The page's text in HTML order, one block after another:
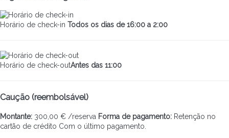
Horário de check-in Todos os dias de 16:00 a 2:00
Horário de check-outAntes das 11:00
Caução (reembolsável)
Montante: 300,00 € /reserva Forma de pagamento: Retenção no
cartão de crédito Com o último pagamento.